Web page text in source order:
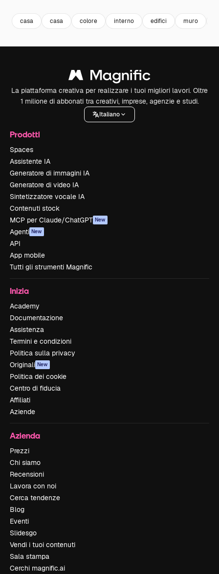
casa casa colore interno edifici muro
La piattaforma creativa per realizzare i tuoi migliori lavori. Oltre
1 milione di abbonati tra creativi, imprese, agenzie e studi.
Italiano
Prodotti
Spaces
Assistente IA
Generatore di immagini IA
Generatore di video IA
Sintetizzatore vocale IA
Contenuti stock
MCP per Claude/ChatGPT New
Agenti New
API
App mobile
Tutti gli strumenti Magnific
Inizia
Academy
Documentazione
Assistenza
Termini e condizioni
Politica sulla privacy
Originali New
Politica dei cookie
Centro di fiducia
Affiliati
Aziende
Azienda
Prezzi
Chi siamo
Recensioni
Lavora con noi
Cerca tendenze
Blog
Eventi
Slidesgo
Vendi i tuoi contenuti
Sala stampa
Cerchi magnific.ai